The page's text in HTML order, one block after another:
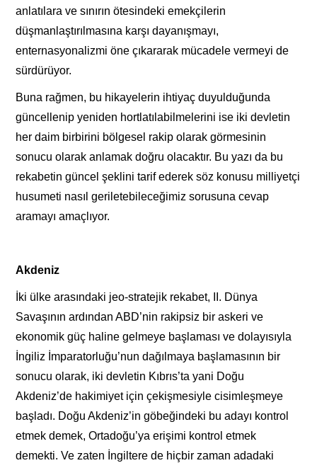
anlatılara ve sınırın ötesindeki emekçilerin
düşmanlaştırılmasına karşı dayanışmayı,
enternasyonalizmi öne çıkararak mücadele vermeyi de
sürdürüyor.
Buna rağmen, bu hikayelerin ihtiyaç duyulduğunda
güncellenip yeniden hortlatılabilmelerini ise iki devletin
her daim birbirini bölgesel rakip olarak görmesinin
sonucu olarak anlamak doğru olacaktır. Bu yazı da bu
rekabetin güncel şeklini tarif ederek söz konusu milliyetçi
husumeti nasıl geriletebileceğimiz sorusuna cevap
aramayı amaçlıyor.
Akdeniz
İki ülke arasındaki jeo-stratejik rekabet, II. Dünya
Savaşının ardından ABD’nin rakipsiz bir askeri ve
ekonomik güç haline gelmeye başlaması ve dolayısıyla
İngiliz İmparatorluğu’nun dağılmaya başlamasının bir
sonucu olarak, iki devletin Kıbrıs’ta yani Doğu
Akdeniz’de hakimiyet için çekişmesiyle cisimleşmeye
başladı. Doğu Akdeniz’in göbeğindeki bu adayı kontrol
etmek demek, Ortadoğu’ya erişimi kontrol etmek
demekti. Ve zaten İngiltere de hiçbir zaman adadaki